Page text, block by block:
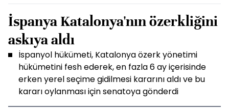
İspanya Katalonya'nın özerkliğini
askıya aldı
İspanyol hükümeti, Katalonya özerk yönetimi
hükümetini fesh ederek, en fazla 6 ay içerisinde
erken yerel seçime gidilmesi kararını aldı ve bu
kararı oylanması için senatoya gönderdi